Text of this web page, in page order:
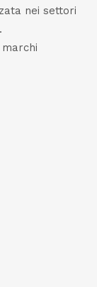
nei settori